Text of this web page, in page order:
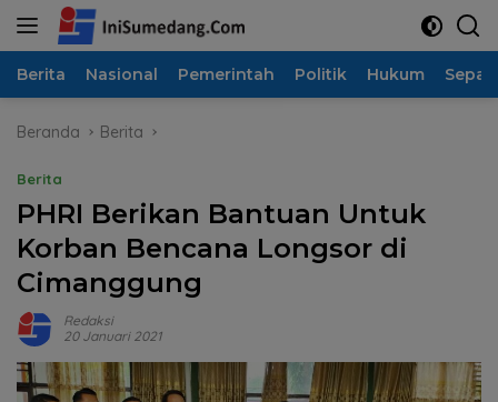
Langsung
Berita Nasional Pemerintah Politik Hukum
Beranda Berita
Berita
PHRI Berikan Bantuan Untuk
Korban Bencana Longsor di
Cimanggung
Redaksi
20 Januari 2021